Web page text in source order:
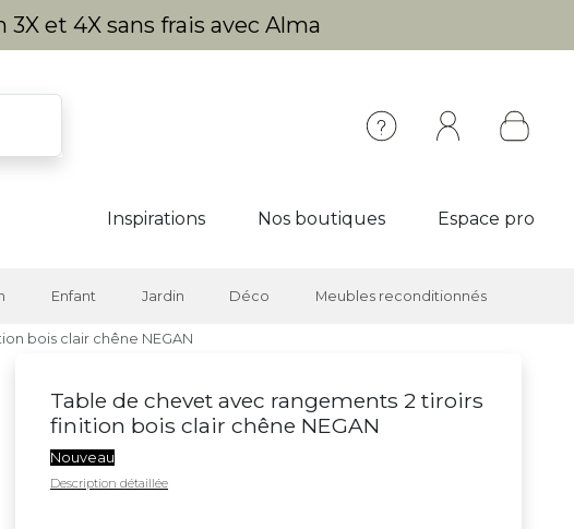
et 4X sans frais avec Alma
Inspirations Nos boutiques Espace pro
Enfant Jardin Déco Meubles reconditionnés
bois clair chêne NEGAN
Table de chevet avec rangements 2 tiroirs
finition bois clair chêne NEGAN
Nouveau
Description détaillée